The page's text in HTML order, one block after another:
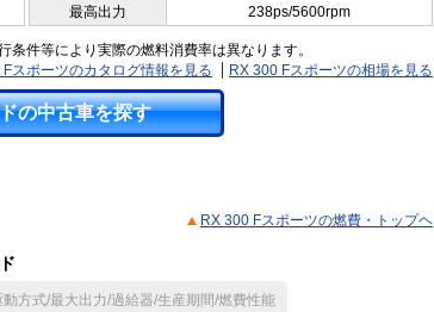
最高出力 238ps/5600rpm
件等により実際の燃料消費率は異なります。
Fスポーツのカタログ情報を見る
RX 300 Fスポーツの相場を見る
の中古車を探す
RX 300 Fスポーツの燃費・トップヘ
動方式/最大出力/過給器/生産期間/燃費性能